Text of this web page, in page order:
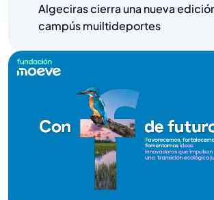
Algeciras cierra una nueva
campús muiltideportes